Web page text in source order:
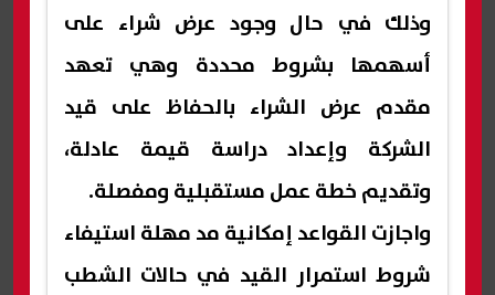
وذلك في حال وجود عرض شراء على
أسهمها بشروط محددة وهي تعهد
مقدم عرض الشراء بالحفاظ على قيد
الشركة وإعداد دراسة قيمة عادلة،
وتقديم خطة عمل مستقبلية ومفصلة.
واجازت القواعد إمكانية مد مهلة استيفاء
شروط استمرار القيد في حالات الشطب